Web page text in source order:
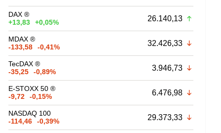
DAX ®
+13,83
+0,05% 26.140,13
MDAX ®
-133,58
-0,41% 32.426,33
TecDAX ®
-35,25
-0,89% 3.946,73
E-STOXX 50 ®
-9,72
-0,15% 6.476,98
NASDAQ 100
-114,46
-0,39% 29.373,33